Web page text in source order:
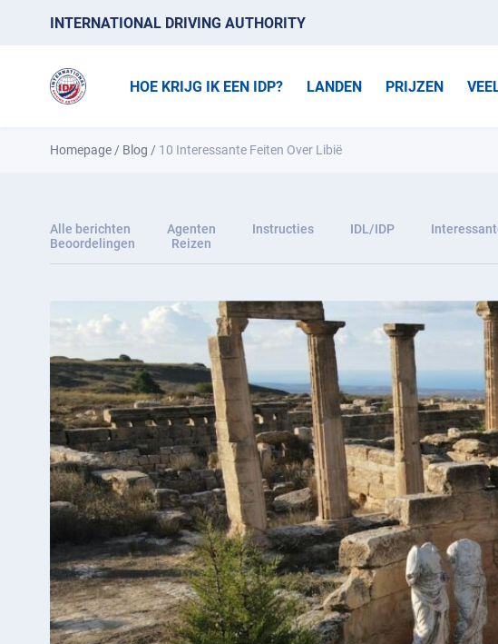
INTERNATIONAL DRIVING AUTHORITY
HOE KRIJG IK EEN IDP? LANDEN PRIJZEN
Homepage / Blog / 10 Interessante Feiten Over Libië
Alle berichten Agenten Instructies IDL/IDP
Beoordelingen
Reizen